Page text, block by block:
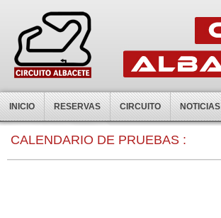
INICIO RESERVAS CIRCUITO NOTICIAS
CALENDARIO DE PRUEBAS :